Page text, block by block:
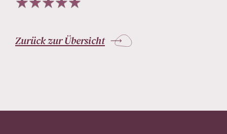
Zurück zur Übersicht